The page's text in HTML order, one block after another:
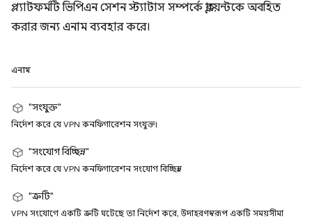
প্ল্যাটফর্মটি ভিপিএন সেশন স্ট্যাটাস সম্পর্কে ক্লায়েন্টকে অবহিত
করার জন্য এনাম ব্যবহার করে।
এনাম
"সংযুক্ত"
নির্দেশ করে যে VPN কনফিগারেশন সংযুক্ত।
"সংযোগ বিচ্ছিন্ন"
নির্দেশ করে যে VPN কনফিগারেশন সংযোগ বিচ্ছিন্ন।
"ত্রুটি"
VPN সংযোগে একটি ত্রুটি ঘটেছে তা নির্দেশ করে, উদাহরণস্বরূপ একটি সময়সীমা